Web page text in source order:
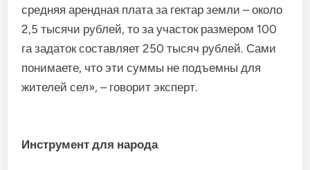
средняя арендная плата за гектар земли – около
2,5 тысячи рублей, то за участок размером 100
га задаток составляет 250 тысяч рублей. Сами
понимаете, что эти суммы не подъемны для
жителей сел», – говорит эксперт.
Инструмент для народа